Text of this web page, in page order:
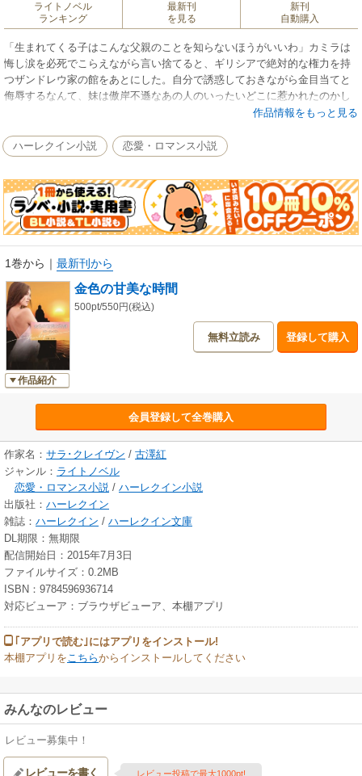
ライトノベル
ランキング
最新刊
を見る
新刊
自動購入
「生まれてくる子はこんな父親のことを知らないほうがいいわ」カミラは
悔し涙を必死でこらえながら言い捨てると、ギリシアで絶対的な権力を持
つザンドレウ家の館をあとにした。自分で誘惑しておきながら金目当てと
侮辱するなんて、妹は傲岸不遜なあの人のいったいどこに惹かれたのかし
ら？確かに外見は美しく、まるで太陽神アポロのようだけれど……。憤然
またしても怒れる太陽神の館――そして美貌の富豪ニック・ザンドレウは
妹の恋人の“兄”だった。
作品情報をもっと見る
ハーレクイン小説 恋愛・ロマンス小説
1巻から ｜ 最新刊から
作品紹介
金色の甘美な時間
500pt/550円(税込)
無料立読み 登録して購入
会員登録して全巻購入
作家名： サラ･クレイヴン / 古澤紅
ジャンル： ライトノベル
恋愛・ロマンス小説 / ハーレクイン小説
出版社： ハーレクイン
雑誌： ハーレクイン / ハーレクイン文庫
DL期限：無期限
配信開始日：2015年7月3日
ファイルサイズ：0.2MB
ISBN：9784596936714
対応ビューア：ブラウザビューア、本棚アプリ
｢アプリで読む｣にはアプリをインストール!
本棚アプリを こちらからインストールしてください
みんなのレビュー
レビュー募集中！
レビューを書く レビュー投稿で最大1000pt!